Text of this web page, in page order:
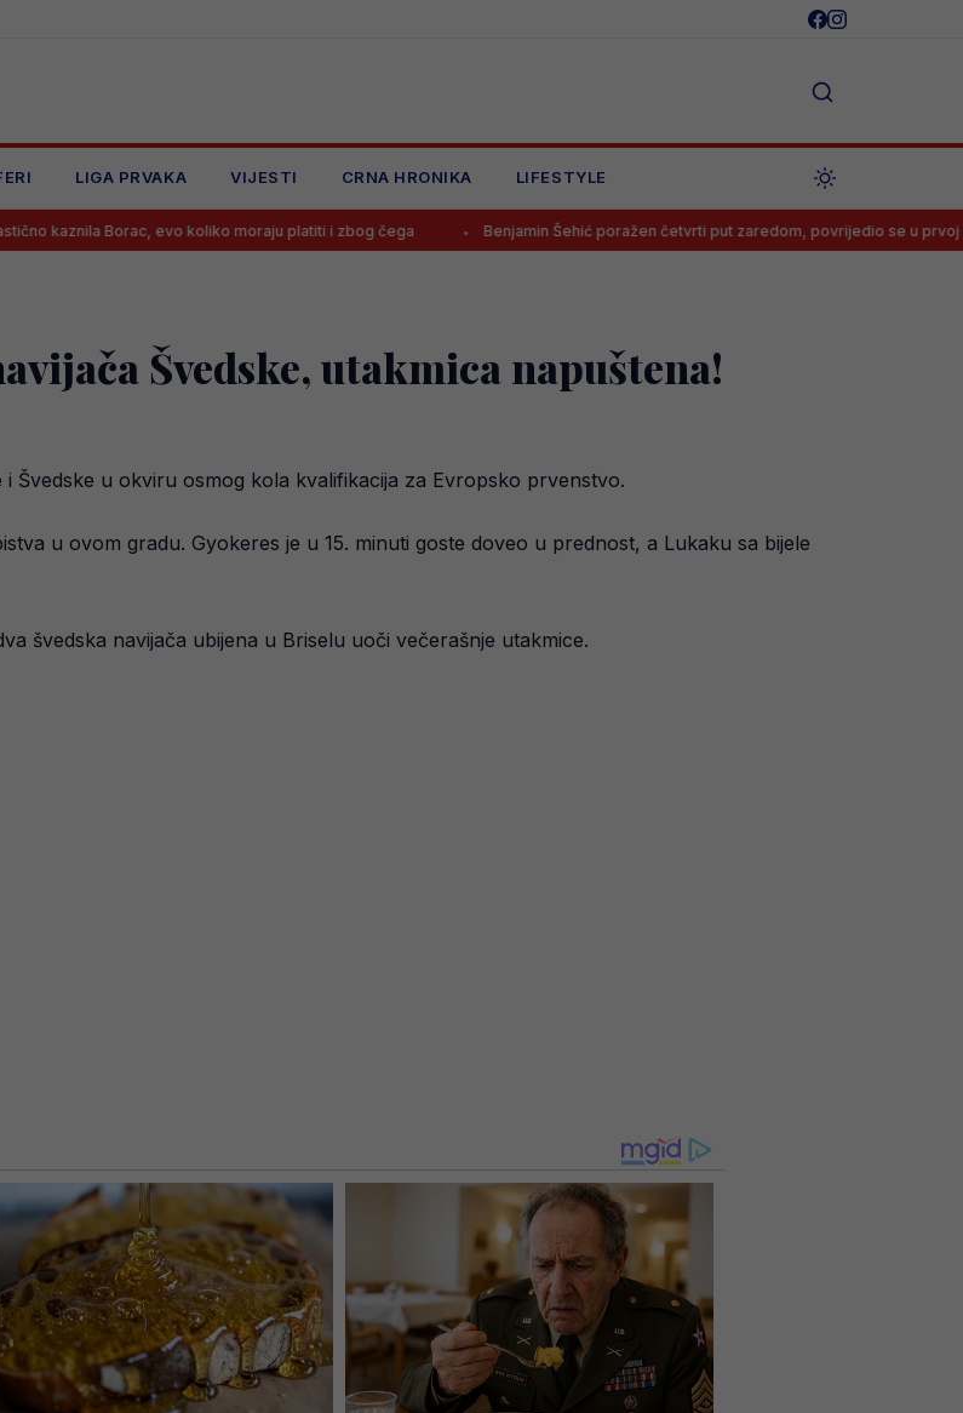
LIGA PRVAKA VIJESTI CRNA HRONIKA LIFESTYLE
evo koliko moraju platiti i zbog čega Benjamin Šehić poražen četvrti put zaredom, povrijedio se u prvoj rundi
Švedske, utakmica napuštena!
Švedske u okviru osmog kola kvalifikacija za Evropsko prvenstvo.
u ovom gradu. Gyokeres je u 15. minuti goste doveo u prednost, a Lukaku sa bijele
švedska navijača ubijena u Briselu uoči večerašnje utakmice.